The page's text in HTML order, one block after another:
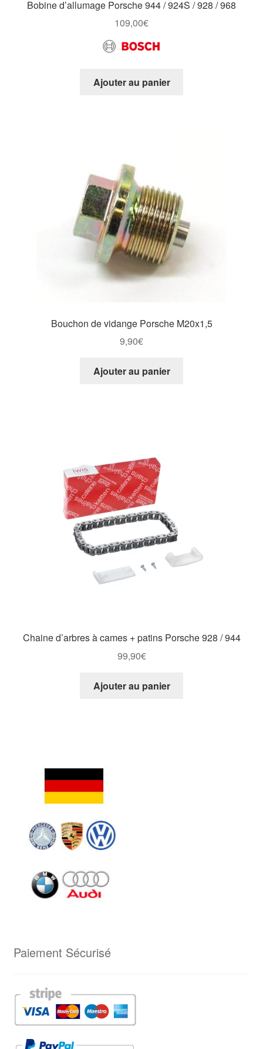
Bobine d’allumage Porsche 944 / 924S / 928 / 968
109,00€
Ajouter au panier
Bouchon de vidange Porsche M20x1,5
9,90€
Ajouter au panier
Chaine d’arbres à cames + patins Porsche 928 / 944
99,90€
Ajouter au panier
Paiement Sécurisé